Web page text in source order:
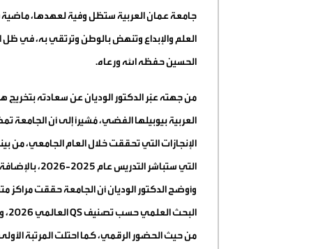
جامعة عمان العربية ستظل وفية لعهدها، ماضية
العلم والإبداع وتنهض بالوطن وترتقي به، في ظل
الحسين حفظه الله ورعاه.
من جهته عبّر الدكتور الوديان عن سعادته
العربية بيوبيلها الفضي، مُشيراً إلى أن الجامعة
الإنجازات التي تحققت خلال العام الجامعي، من
التي ستباشر
وأوضح الدكتور الوديان أن الجامعة حققت مراكز
البحث العلمي حسب تصنيفQSالعالمي 2026، والمركز السادس محلياً وفق تصنيف
من حيث الحضور الرقمي، كما احتلت المرتبة